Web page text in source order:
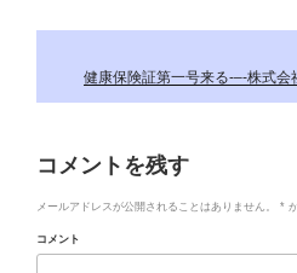
健康保険証第一号来る-–-株式会
コメントを残す
メールアドレスが公開されることはありません。 *
コメント